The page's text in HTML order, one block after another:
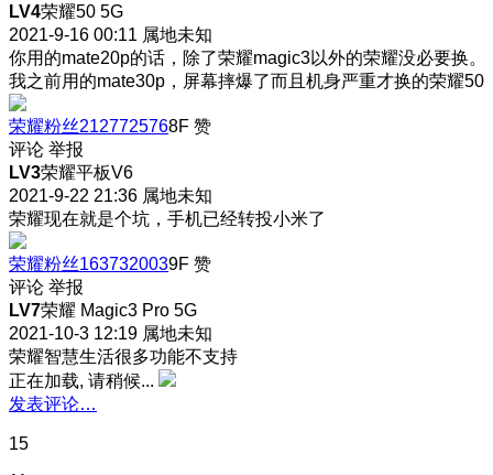
LV4荣耀50 5G
2021-9-16 00:11 属地未知
你用的mate20p的话，除了荣耀magic3以外的荣耀没必要换。
我之前用的mate30p，屏幕摔爆了而且机身严重才换的荣耀50
荣耀粉丝2127725768F 赞
评论 举报
LV3荣耀平板V6
2021-9-22 21:36 属地未知
荣耀现在就是个坑，手机已经转投小米了
荣耀粉丝1637320039F 赞
评论 举报
LV7荣耀 Magic3 Pro 5G
2021-10-3 12:19 属地未知
荣耀智慧生活很多功能不支持
正在加载, 请稍候...
发表评论…
15